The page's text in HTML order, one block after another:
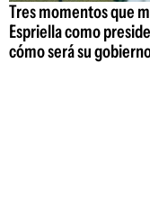
Tres momentos que
Espriella como
cómo será su